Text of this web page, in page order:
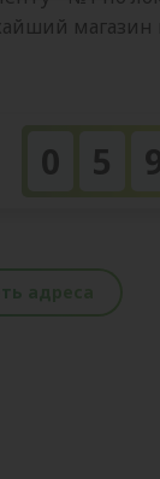
магазин
0 5
адреса